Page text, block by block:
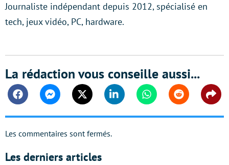
Journaliste indépendant depuis 2012, spécialisé en
tech, jeux vidéo, PC, hardware.
La rédaction vous conseille aussi...
FacebookMessengerTwitter Linkedin WhatsappReddit
Les commentaires sont fermés.
Les derniers articles